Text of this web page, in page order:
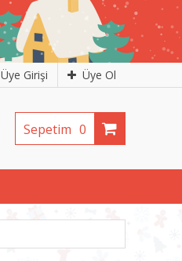
Üye Girişi Üye Ol
Sepetim 0